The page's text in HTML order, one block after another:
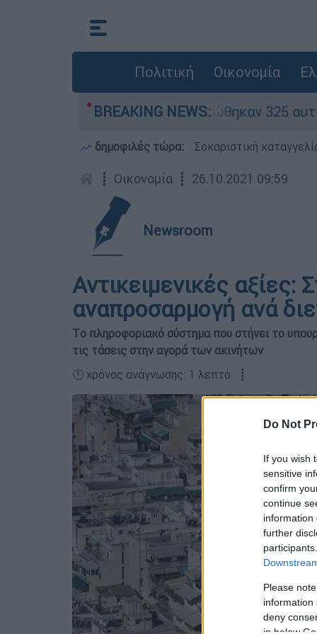
Do Not
If you wish
sensitive
confirm
continue
information
further
Please
information
deny
in below
Πολιτική Οικονομία
BREAKING NEWS:
«κόκκινα» - Ολοκληρώθηκαν 325 αυτοψίες
δημοφιλές τώρα: Σοκαριστική
┋ Οικονομία ┋ 26.10.2021 09:59
Newsroom
Αντικειμενικές αξίες:
αναπροσαρμογή ανά
Tο πληροφοριακό σύστημα που στήνει το
τις τάσεις στην αγορά των ακινήτων
🕛 χρόνος ανάγνωσης: 1 λεπτό ┋